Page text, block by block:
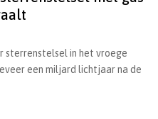
sterrenstelsel in het vroege
een miljard lichtjaar na de